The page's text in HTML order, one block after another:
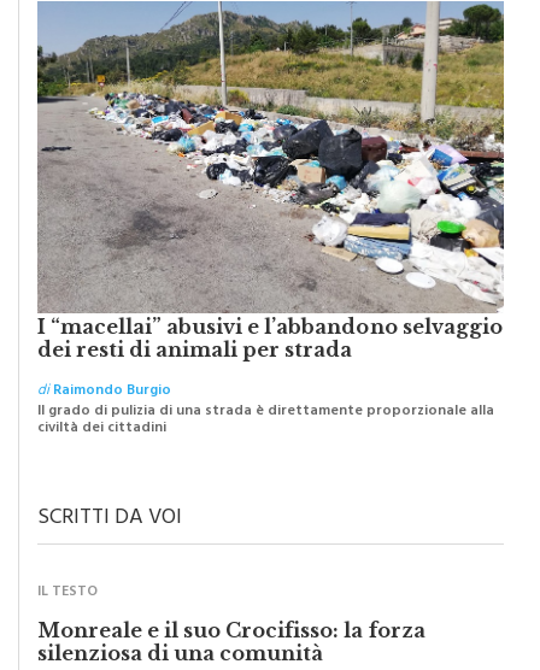
I “macellai” abusivi e l’abbandono selvaggio
dei resti di animali per strada
diRaimondo Burgio
Il grado di pulizia di una strada è direttamente proporzionale alla
civiltà dei cittadini
Monreale e il suo Crocifisso: la forza
silenziosa di una comunità
diRedazione